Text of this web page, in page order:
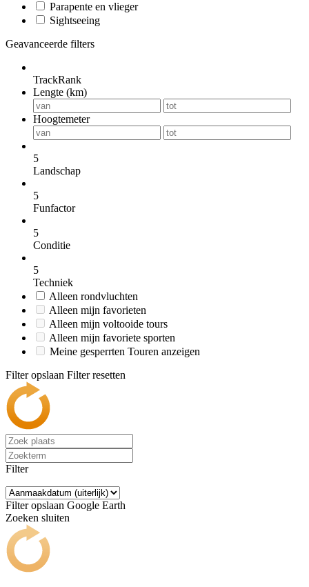
Parapente en vlieger
Sightseeing
Geavanceerde filters
TrackRank
Lengte (km)
Hoogtemeter
5
Landschap
5
Funfactor
5
Conditie
5
Techniek
Alleen rondvluchten
Alleen mijn favorieten
Alleen mijn voltooide tours
Alleen mijn favoriete sporten
Meine gesperrten Touren anzeigen
Filter opslaan Filter resetten
Filter
Filter opslaan Google Earth
Zoeken sluiten